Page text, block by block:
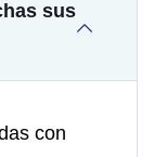
sus
con